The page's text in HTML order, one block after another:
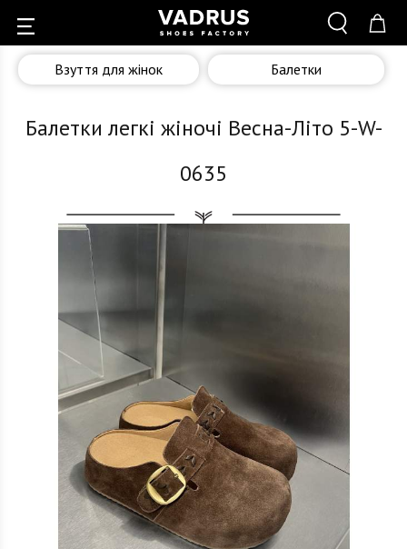
Взуття для жінок Балетки
Балетки легкі жіночі Весна-Літо 5-W-
0635